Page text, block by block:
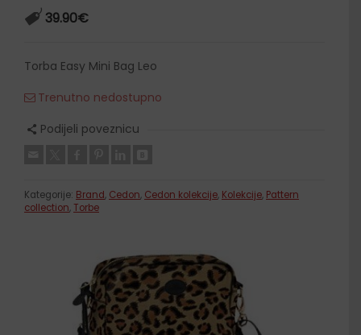
39.90€
Torba Easy Mini Bag Leo
Trenutno nedostupno
Podijeli poveznicu
Kategorije: Brand, Cedon, Cedon kolekcije, Kolekcije, Pattern
collection, Torbe